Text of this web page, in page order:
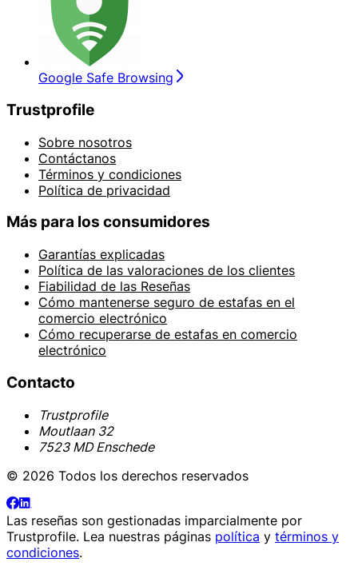
Google Safe Browsing
Trustprofile
Sobre nosotros
Contáctanos
Términos y condiciones
Política de privacidad
Más para los consumidores
Garantías explicadas
Política de las valoraciones de los clientes
Fiabilidad de las Reseñas
Cómo mantenerse seguro de estafas en el
comercio electrónico
Cómo recuperarse de estafas en comercio
electrónico
Contacto
Trustprofile
Moutlaan 32
7523 MD Enschede
© 2026 Todos los derechos reservados
Las reseñas son gestionadas imparcialmente por
Trustprofile. Lea nuestras páginas política y términos y
condiciones.